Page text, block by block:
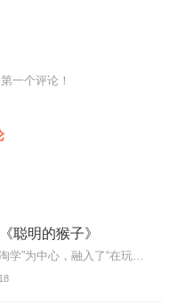
课题组的核心专家。出版
格课堂。另为统编版一年级
请，到深广东、重庆、四
一个评论！
聪明的猴子》
《立小言淘学记》以“趣味淘学”为中心，融入了“在玩中学、于学中玩”的教学方法，让孩子们能在兴趣中自由自在地探索知识；在“玩乐”中不断练习，感悟学习的奥妙与规律；...
18